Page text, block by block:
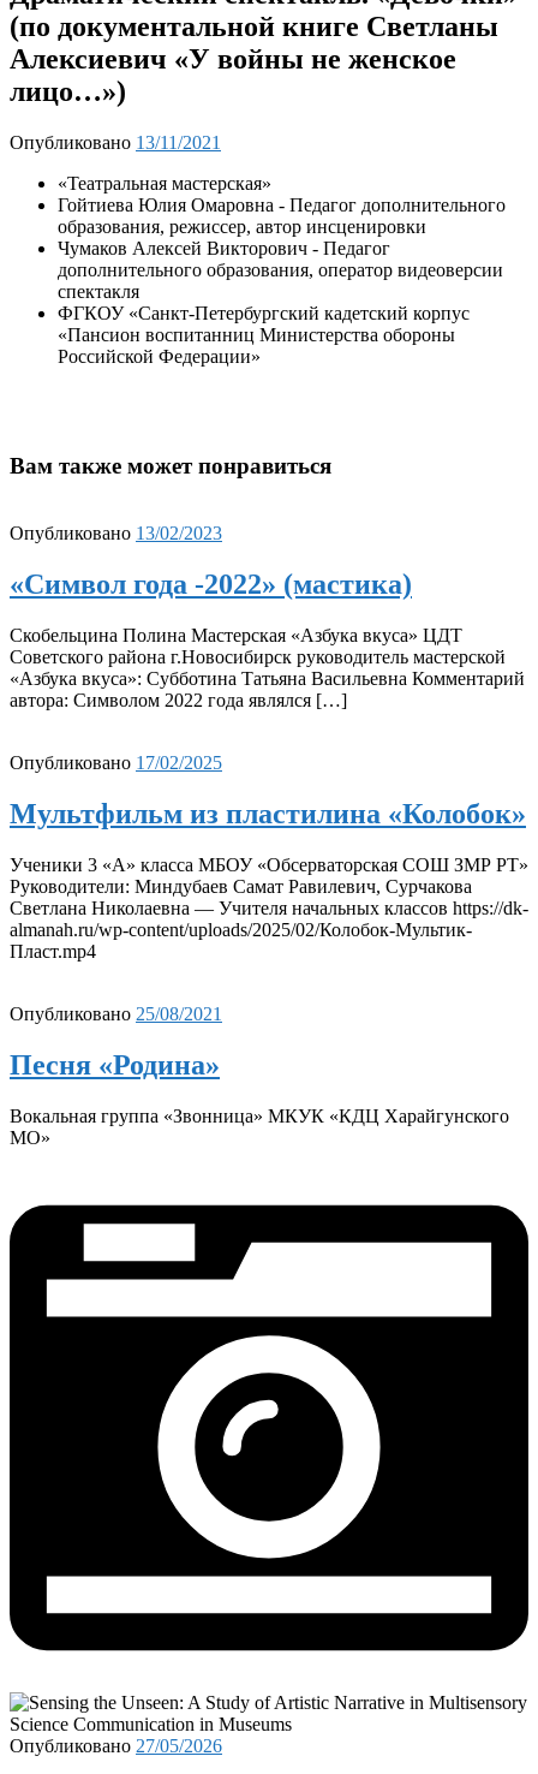
(по документальной книге Светланы
Алексиевич «У войны не женское
лицо…»)
Опубликовано 13/11/2021
«Театральная мастерская»
Гойтиева Юлия Омаровна - Педагог дополнительного
образования, режиссер, автор инсценировки
Чумаков Алексей Викторович - Педагог
дополнительного образования, оператор видеоверсии
спектакля
ФГКОУ «Санкт-Петербургский кадетский корпус
«Пансион воспитанниц Министерства обороны
Российской Федерации»
Вам также может понравиться
Опубликовано 13/02/2023
«Символ года -2022» (мастика)
Скобельцина Полина Мастерская «Азбука вкуса» ЦДТ
Советского района г.Новосибирск руководитель мастерской
«Азбука вкуса»: Субботина Татьяна Васильевна Комментарий
автора: Символом 2022 года являлся […]
Опубликовано 17/02/2025
Мультфильм из пластилина «Колобок»
Ученики 3 «А» класса МБОУ «Обсерваторская СОШ ЗМР РТ»
Руководители: Миндубаев Самат Равилевич, Сурчакова
Светлана Николаевна — Учителя начальных классов https://dk-
almanah.ru/wp-content/uploads/2025/02/Колобок-Мультик-
Пласт.mp4
Опубликовано 25/08/2021
Песня «Родина»
Вокальная группа «Звонница» МКУК «КДЦ Харайгунского
МО»
Опубликовано 27/05/2026